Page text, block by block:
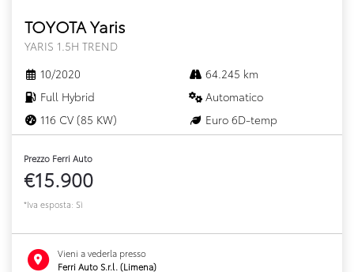
TOYOTA Yaris
YARIS 1.5H TREND
10/2020
64.245 km
Full Hybrid
Automatico
116 CV (85 KW)
Euro 6D-temp
Prezzo Ferri Auto
€15.900
*Iva esposta: Sì
Vieni a vederla presso
Ferri Auto S.r.l. (Limena)